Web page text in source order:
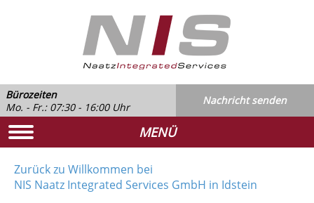
Bürozeiten
Mo. - Fr.: 07:30 - 16:00 Uhr
Nachricht senden
MENÜ
Zurück zu Willkommen bei
NIS Naatz Integrated Services GmbH in Idstein